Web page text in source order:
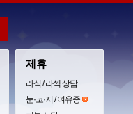
제휴
라식 / 라섹 상담
눈·코·지 / 여유증